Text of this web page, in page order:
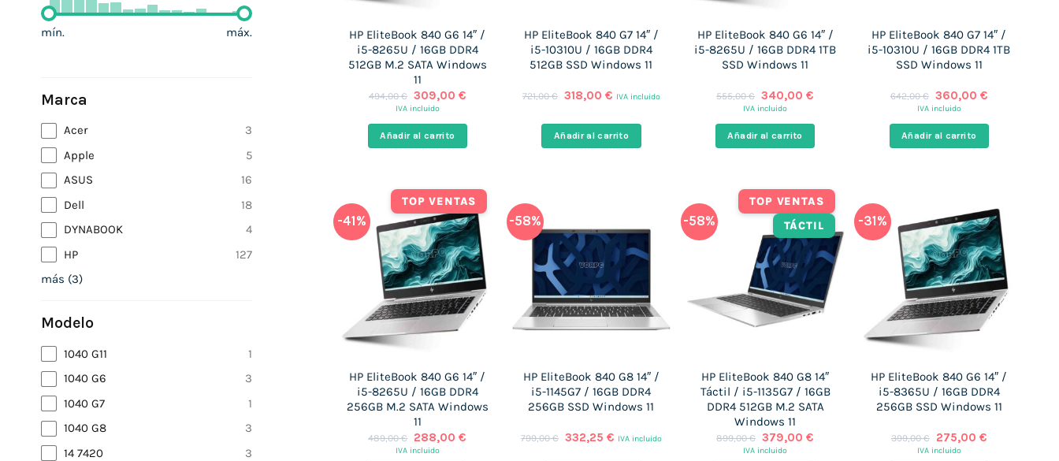
mín. máx.
Marca
Acer
3
Apple
5
ASUS
16
Dell
18
DYNABOOK
4
HP
127
más (3)
Modelo
1040 G11
1
1040 G6
3
1040 G7
1
1040 G8
3
14 7420
3
HP EliteBook 840 G6 14″ /
i5-8265U / 16GB DDR4
512GB M.2 SATA Windows
11
494,00€ El
precio
era:
494,00 €.
309,00 €El
es:
IVA incluido
Añadir al carrito
HP EliteBook 840 G7 14″ /
i5-10310U / 16GB DDR4
512GB SSD Windows 11
721,00€ El
era:
721,00 €.
318,00 €El
es:
318,00 €.
IVA incluido
Añadir al carrito
HP EliteBook 840 G6 14″ /
i5-8265U / 16GB DDR4 1TB
SSD Windows 11
555,00€ El
precio
era:
555,00 €.
340,00 €El
es:
IVA incluido
Añadir al carrito
HP EliteBook 840 G7 14″ /
i5-10310U / 16GB DDR4 1TB
SSD Windows 11
642,00€ El
precio
era:
642,00 €.
360,00 €El
es:
IVA incluido
Añadir al carrito
-41%
TOP VENTAS
HP EliteBook 840 G6 14″ /
i5-8265U / 16GB DDR4
256GB M.2 SATA Windows
11
489,00€
El
precio
288,00€
IVA incluido
-58%
HP EliteBook 840 G8 14″ /
i5-1145G7 / 16GB DDR4
256GB SSD Windows 11
799,00€ El
332,25 €ElIVA incluido
-58%
TOP VENTAS
TÁCTIL
HP EliteBook 840 G8 14″
Táctil / i5-1135G7 / 16GB
DDR4 512GB M.2 SATA
Windows 11
899,00€ El
precio
379,00 €El
IVA incluido
-31%
HP EliteBook 840 G6 14″ /
i5-8365U / 16GB DDR4
256GB SSD Windows 11
399,00€
El
precio
275,00 €El
IVA incluido